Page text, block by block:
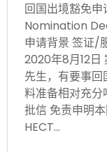
回国出境豁免
Nomination
申请背景 签证/
2020年8月12日
先生，有要事
料准备相对充分
批信 免责申明
HECT…